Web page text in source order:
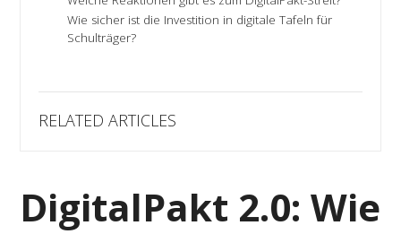
Wie sicher ist die Investition in digitale Tafeln für
Schulträger?
RELATED ARTICLES
DigitalPakt 2.0: Wie